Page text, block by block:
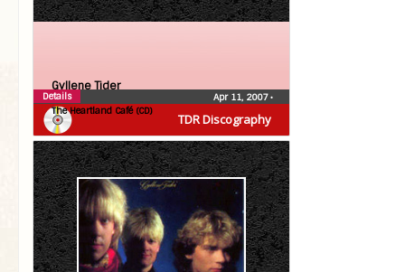
TDR Discography
Gyllene Tider
The Heartland Café (CD)
Apr 11, 2007•
Details